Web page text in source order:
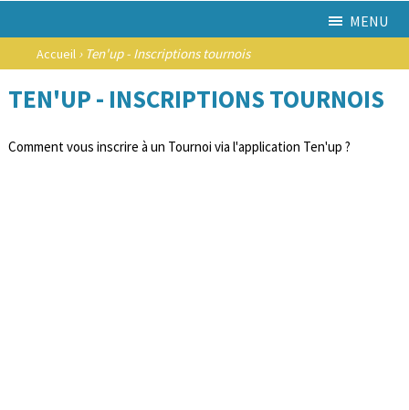
MENU
Accueil › Ten'up - Inscriptions tournois
TEN'UP - INSCRIPTIONS TOURNOIS
Comment vous inscrire à un Tournoi via l'application Ten'up ?